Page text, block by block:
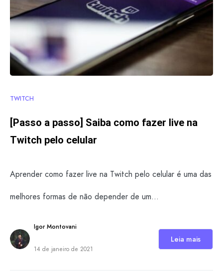
TWITCH
[Passo a passo] Saiba como fazer live na
Twitch pelo celular
Aprender como fazer live na Twitch pelo celular é uma das
melhores formas de não depender de um…
Igor Montovani
14 de janeiro de 2021
Leia mais